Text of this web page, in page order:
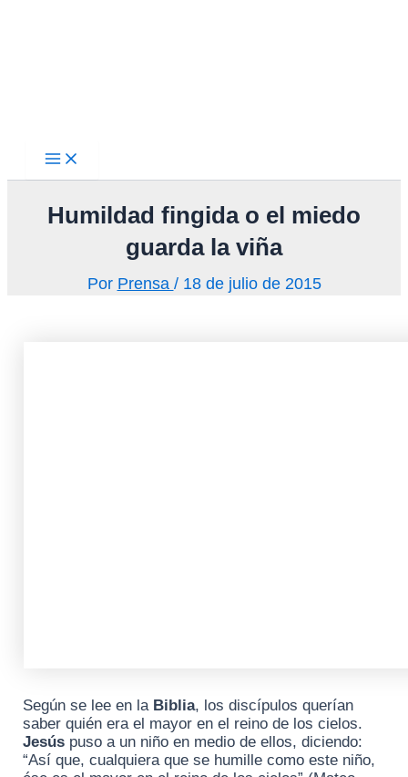
Humildad fingida o el miedo
guarda la viña
Por Prensa / 18 de julio de 2015
Según se lee en la Biblia, los discípulos querían
saber quién era el mayor en el reino de los cielos.
Jesús puso a un niño en medio de ellos, diciendo:
“Así que, cualquiera que se humille como este niño,